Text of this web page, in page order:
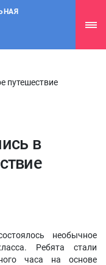
путешествие
в
необычное
Ребята стали
часа на основе